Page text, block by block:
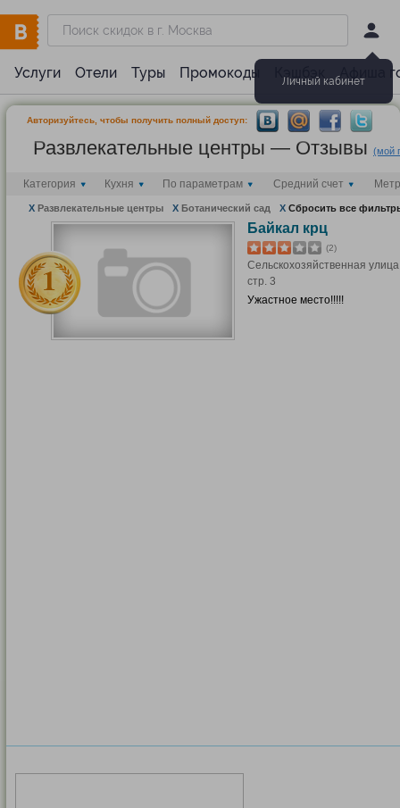
Личный кабинет
Услуги Отели Туры Промокоды Кэшбэк Афиша
Авторизуйтесь, чтобы получить полный доступ:
Развлекательные центры — Отзывы (мой
Категория Кухня По параметрам Средний счет
X Развлекательные центры X Ботанический сад X Сбросить все
Байкал крц
(2)
Сельскохозяйственная
стр. 3
Ужастное место!!!!!